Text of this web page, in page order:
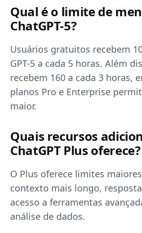
Qual é o limite de
ChatGPT-5?
Usuários gratuitos recebem
GPT-5 a cada 5 horas. Além
recebem 160 a cada 3 horas,
planos Pro e Enterprise
maior.
Quais recursos
ChatGPT Plus oferece?
O Plus oferece limites
contexto mais longo,
acesso a ferramentas
análise de dados.